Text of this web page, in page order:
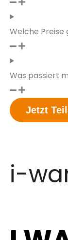
Welche Preise
Was passiert
Jetzt
i-